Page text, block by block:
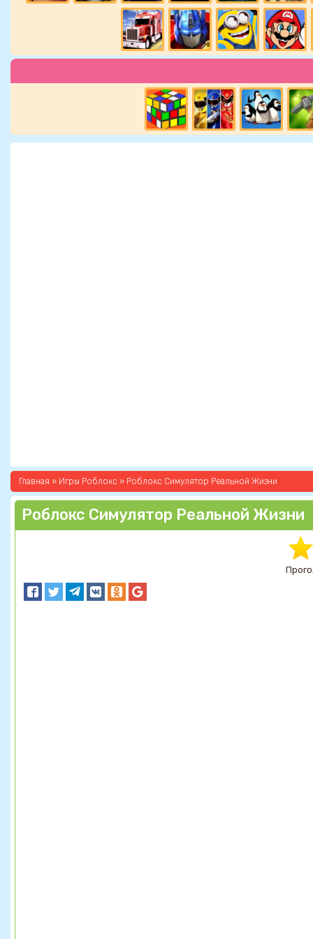
Главная » Игры Роблокс » Роблокс Симулятор Реальной Жизни
Роблокс Симулятор Реальной Жизни